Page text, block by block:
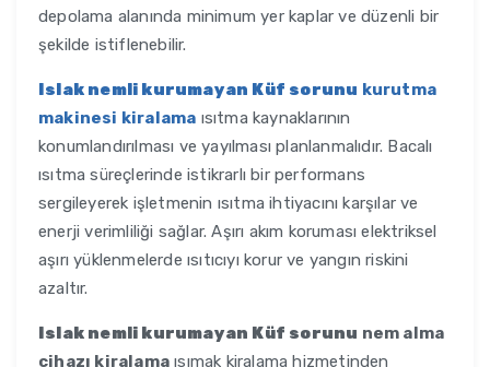
depolama alanında minimum yer kaplar ve düzenli bir
şekilde istiflenebilir.
Islak nemli kurumayan Küf sorunu kurutma
makinesi kiralama ısıtma kaynaklarının
konumlandırılması ve yayılması planlanmalıdır. Bacalı
ısıtma süreçlerinde istikrarlı bir performans
sergileyerek işletmenin ısıtma ihtiyacını karşılar ve
enerji verimliliği sağlar. Aşırı akım koruması elektriksel
aşırı yüklenmelerde ısıtıcıyı korur ve yangın riskini
azaltır.
Islak nemli kurumayan Küf sorunu nem alma
cihazı kiralama ısımak kiralama hizmetinden